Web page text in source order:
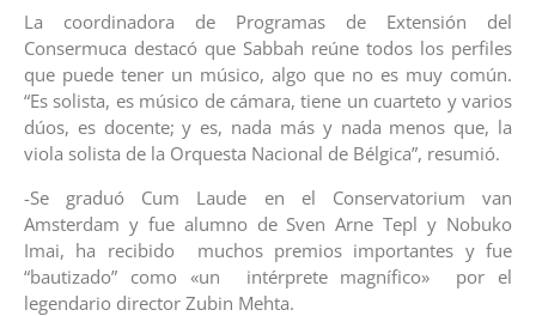
La coordinadora de Programas de Extensión del
Consermuca destacó que Sabbah reúne todos los perfiles
que puede tener un músico, algo que no es muy común.
“Es solista, es músico de cámara, tiene un cuarteto y varios
dúos, es docente; y es, nada más y nada menos que, la
viola solista de la Orquesta Nacional de Bélgica”, resumió.
-Se graduó Cum Laude en el Conservatorium van
Amsterdam y fue alumno de Sven Arne Tepl y Nobuko
Imai, ha recibido muchos premios importantes y fue
“bautizado” como «un intérprete magnífico» por el
legendario director Zubin Mehta.